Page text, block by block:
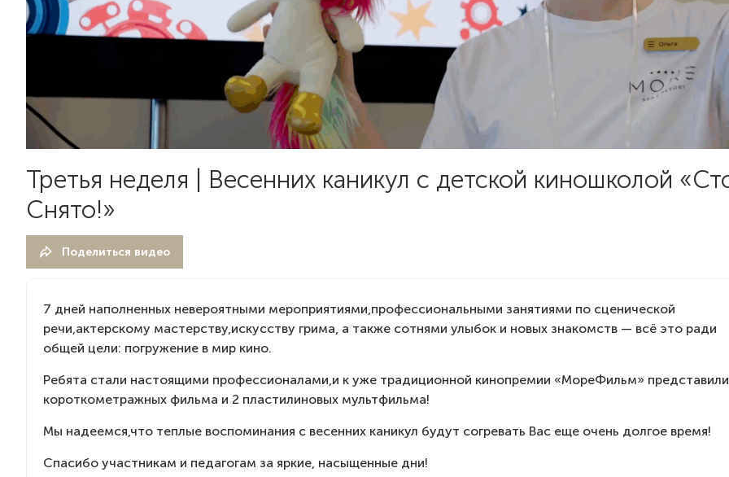
Третья неделя | Весенних каникул с детской киношколой
Снято!»
Поделиться видео
7 дней наполненных невероятными мероприятиями,профессиональными занятиями по сценической
речи,актерскому мастерству,искусству грима, а также сотнями улыбок и новых знакомств — всё это ради
общей цели: погружение в мир кино.
Ребята стали настоящими профессионалами,и к уже традиционной кинопремии «МореФильм»
короткометражных фильма и 2 пластилиновых мультфильма!
Мы надеемся,что теплые воспоминания с весенних каникул будут согревать Вас еще очень долгое время!
Спасибо участникам и педагогам за яркие, насыщенные дни!